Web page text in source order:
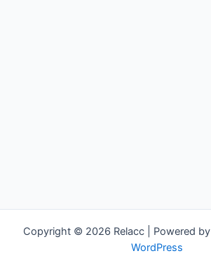
Copyright © 2026 Relacc | Powered by
WordPress